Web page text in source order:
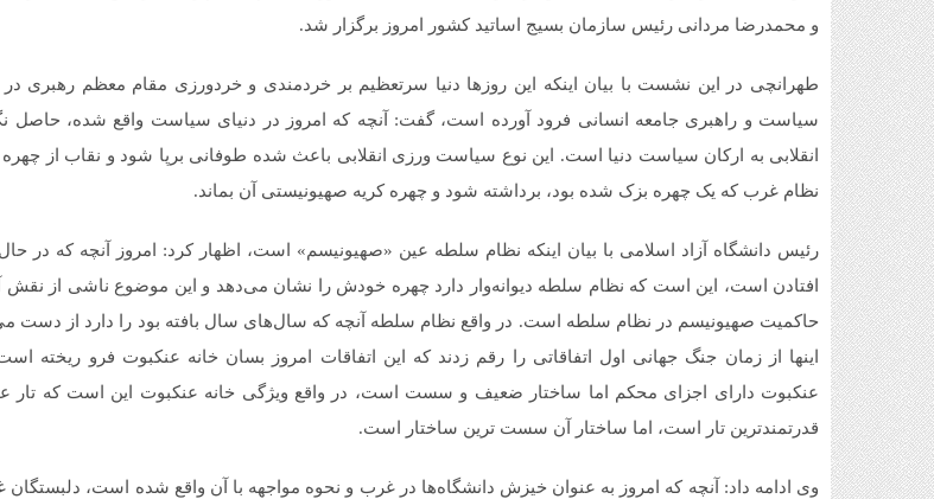
و محمدرضا مردانی رئیس سازمان بسیج اساتید کشور امروز برگزار شد.
طهرانچی در این نشست با بیان اینکه این روزها دنیا سرتعظیم بر خردمندی و خردورزی مقام معظم رهبری
سیاست و راهبری جامعه انسانی فرود آورده است، گفت: آنچه که امروز در دنیای سیاست واقع شده، حاصل
انقلابی به ارکان سیاست دنیا است. این نوع سیاست ورزی انقلابی باعث شده طوفانی برپا شود و نقاب از
نظام غرب که یک چهره بزک شده بود، برداشته شود و چهره کریه صهیونیستی آن بماند.
رئیس دانشگاه آزاد اسلامی با بیان اینکه نظام سلطه عین «صهیونیسم» است، اظهار کرد: امروز آنچه که در
افتادن است، این است که نظام سلطه دیوانه‌وار دارد چهره خودش را نشان می‌دهد و این موضوع ناشی از نقش
حاکمیت صهیونیسم در نظام سلطه است. در واقع نظام سلطه آنچه که سال‌های سال بافته بود را دارد از دست
اینها از زمان جنگ جهانی اول اتفاقاتی را رقم زدند که این اتفاقات امروز بسان خانه عنکبوت فرو ریخته
عنکبوت دارای اجزای محکم اما ساختار ضعیف و سست است، در واقع ویژگی خانه عنکبوت این است که تار
قدرتمندترین تار است، اما ساختار آن سست ترین ساختار است.
وی ادامه داد: آنچه که امروز به عنوان خیزش دانشگاه‌ها در غرب و نحوه مواجهه با آن واقع شده است، دلبستگان